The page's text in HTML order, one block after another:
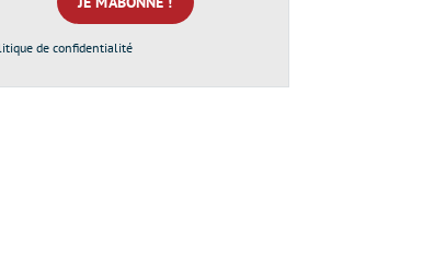
de confidentialité